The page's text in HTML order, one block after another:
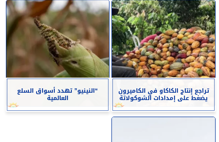
تراجع إنتاج الكاكاو في الكاميرون
يضغط على إمدادات الشوكولاتة
“النينيو” تهدد أسواق السلع
العالمية